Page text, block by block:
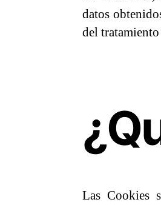
datos
del
Las Cookies